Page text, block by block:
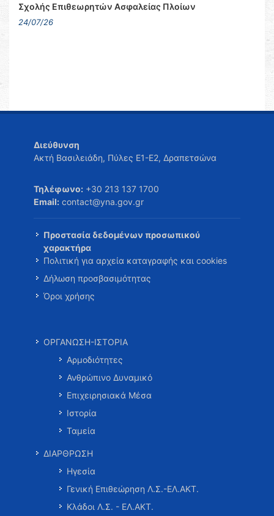
Σχολής Επιθεωρητών Ασφαλείας Πλοίων
24/07/26
Διεύθυνση
Ακτή Βασιλειάδη, Πύλες Ε1-Ε2, Δραπετσώνα
Τηλέφωνο: +30 213 137 1700
Email: contact@yna.gov.gr
Προστασία δεδομένων προσωπικού
χαρακτήρα
Πολιτική για αρχεία καταγραφής και cookies
Δήλωση προσβασιμότητας
Όροι χρήσης
ΟΡΓΑΝΩΣΗ-ΙΣΤΟΡΙΑ
Αρμοδιότητες
Ανθρώπινο Δυναμικό
Επιχειρησιακά Μέσα
Ιστορία
Ταμεία
ΔΙΑΡΘΡΩΣΗ
Ηγεσία
Γενική Επιθεώρηση Λ.Σ.-ΕΛ.ΑΚΤ.
Κλάδοι Λ.Σ. - ΕΛ.ΑΚΤ.